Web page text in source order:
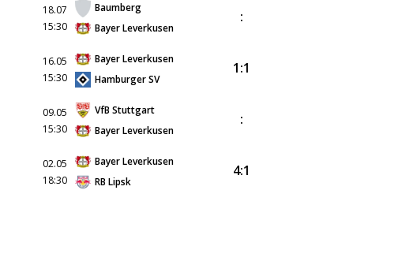
18.07
15:30
Baumberg
Bayer Leverkusen
:
16.05
15:30
Bayer Leverkusen
Hamburger SV
1:1
09.05
15:30
VfB Stuttgart
Bayer Leverkusen
:
02.05
18:30
Bayer Leverkusen
RB Lipsk
4:1